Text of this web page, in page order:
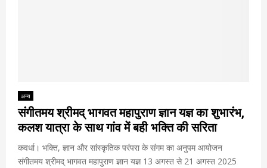
अन्य
संगीतमय श्रीमद् भागवत महापुराण ज्ञान यज्ञ का शुभारंभ,
कलश यात्रा के साथ गांव में बही भक्ति की सरिता
कवर्धा। भक्ति, ज्ञान और सांस्कृतिक परंपरा के संगम का अनुपम आयोजन
संगीतमय श्रीमद् भागवत महापुराण ज्ञान यज्ञ 13 अगस्त से 21 अगस्त 2025